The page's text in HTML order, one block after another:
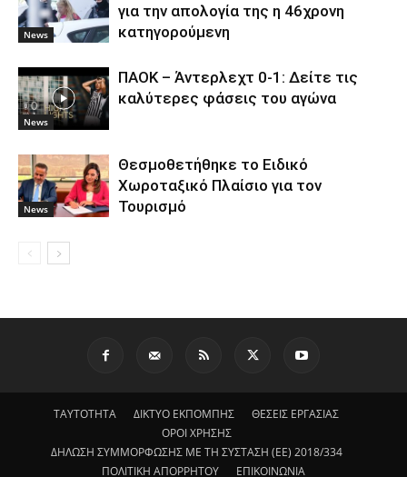
News
για την απολογία της η 46χρονη
κατηγορούμενη
News
ΠΑΟΚ – Άντερλεχτ 0-1: Δείτε τις
καλύτερες φάσεις του αγώνα
News
Θεσμοθετήθηκε το Ειδικό
Χωροταξικό Πλαίσιο για τον
Τουρισμό
ΤΑΥΤΟΤΗΤΑ ΔΙΚΤΥΟ ΕΚΠΟΜΠΗΣ
ΘΕΣΕΙΣ ΕΡΓΑΣΙΑΣ
ΟΡΟΙ ΧΡΗΣΗΣ
ΔΗΛΩΣΗ ΣΥΜΜΟΡΦΩΣΗΣ ΜΕ ΤΗ ΣΥΣΤΑΣΗ (ΕΕ) 2018/334
ΠΟΛΙΤΙΚΗ ΑΠΟΡΡΗΤΟΥ
ΕΠΙΚΟΙΝΩΝΙΑ